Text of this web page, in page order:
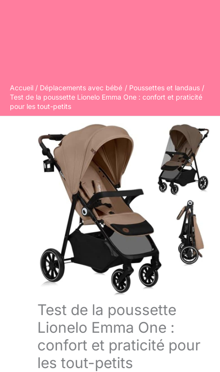
Accueil Déplacements avec bébé
Poussettes et landaus
Test de la poussette Lionelo Emma One : confort et praticité
pour les tout-petits
Test de la poussette
Lionelo Emma One :
confort et praticité pour
les tout-petits